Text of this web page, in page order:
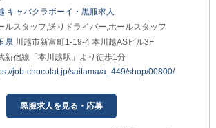
キャバクラボーイ・黒服求人
ルスタッフ,送りドライバー,ホールスタッフ
県 川越市新富町1-19-4 本川越ASビル3F
新宿線「本川越駅」より徒歩1分
job-chocolat.jp/saitama/a_449/shop/00800/
黒服求人を見る・応募